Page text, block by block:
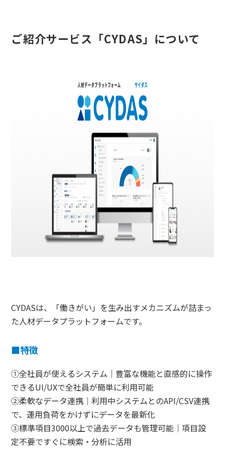
ご紹介サービス「CYDAS」について
CYDASは、「働きがい」を生み出すメカニズムが詰まっ
た人材データプラットフォームです。
■特徴
①全社員が使えるシステム｜豊富な機能と直感的に操作
できるUI/UXで全社員が簡単に利用可能
②柔軟なデータ連携｜利用中システムとのAPI/CSV連携
で、運用負荷をかけずにデータを最新化
③標準項目3000以上で過去データも管理可能｜項目設
定不要ですぐに検索・分析に活用